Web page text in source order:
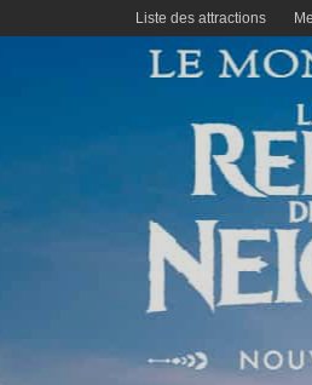
Liste des attractions